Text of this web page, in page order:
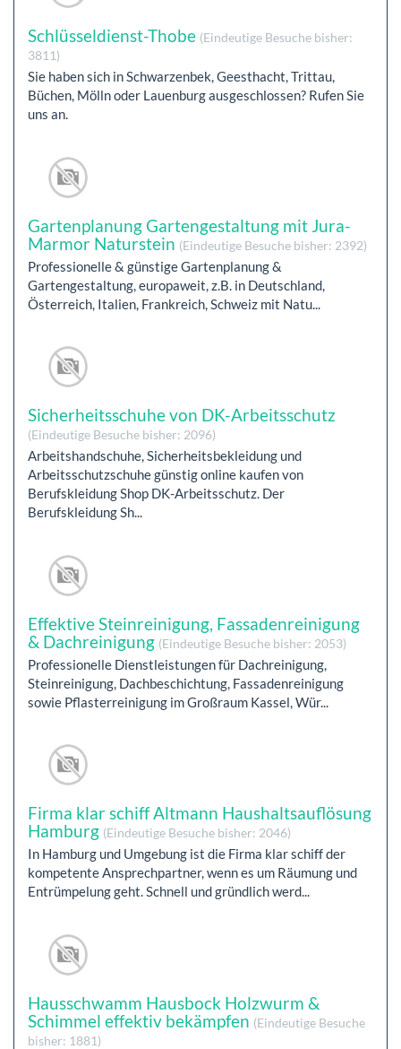
Schlüsseldienst-Thobe (Eindeutige Besuche bisher:
3811)
Sie haben sich in Schwarzenbek, Geesthacht, Trittau,
Büchen, Mölln oder Lauenburg ausgeschlossen? Rufen Sie
uns an.
Gartenplanung Gartengestaltung mit Jura-
Marmor Naturstein (Eindeutige Besuche bisher: 2392)
Professionelle & günstige Gartenplanung &
Gartengestaltung, europaweit, z.B. in Deutschland,
Österreich, Italien, Frankreich, Schweiz mit Natu...
Sicherheitsschuhe von DK-Arbeitsschutz
(Eindeutige Besuche bisher: 2096)
Arbeitshandschuhe, Sicherheitsbekleidung und
Arbeitsschutzschuhe günstig online kaufen von
Berufskleidung Shop DK-Arbeitsschutz. Der
Berufskleidung Sh...
Effektive Steinreinigung, Fassadenreinigung
& Dachreinigung (Eindeutige Besuche bisher: 2053)
Professionelle Dienstleistungen für Dachreinigung,
Steinreinigung, Dachbeschichtung, Fassadenreinigung
sowie Pflasterreinigung im Großraum Kassel, Wür...
Firma klar schiff Altmann Haushaltsauflösung
Hamburg (Eindeutige Besuche bisher: 2046)
In Hamburg und Umgebung ist die Firma klar schiff der
kompetente Ansprechpartner, wenn es um Räumung und
Entrümpelung geht. Schnell und gründlich werd...
Hausschwamm Hausbock Holzwurm &
Schimmel effektiv bekämpfen (Eindeutige Besuche
bisher: 1881)